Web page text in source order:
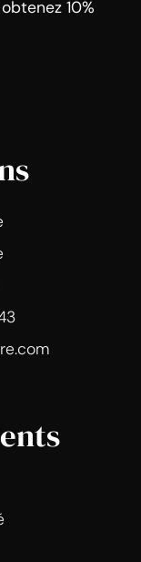
10%